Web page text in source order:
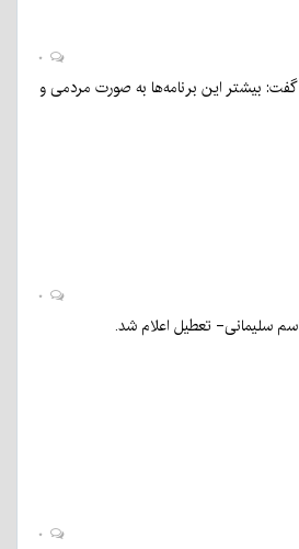
بیشتر این برنامه‌ها به صورت مردمی و
سلیمانی- تعطیل اعلام شد.